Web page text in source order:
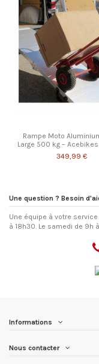
Rampe Moto
Large 500 kg –
349,99 €
Une question ? Besoin
Une équipe à votre
à 18h30. Le samedi de 9h à
Informations
Nous contacter